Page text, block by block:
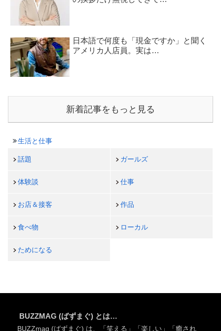
日本語で何度も「現金ですか」と聞く
アメリカ人店員。実は…
新着記事をもっと見る
生活と仕事
話題 ガールズ
体験談 仕事
お店＆接客 作品
食べ物 ローカル
ためになる
BUZZMAG (ばずまぐ) とは…
BUZZmag (ばずまぐ) は、「笑える」「楽しい」「癒され